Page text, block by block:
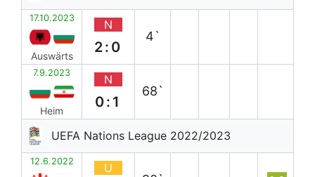
17.10.2023
Auswärts
N
2:0
4`
7.9.2023
Heim
N
0:1
68`
UEFA Nations League 2022/2023
12.6.2022 U